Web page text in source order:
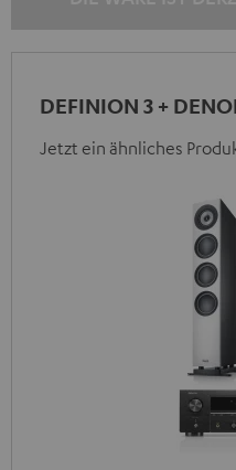
DEFINION 3 +
Jetzt ein ähnliches